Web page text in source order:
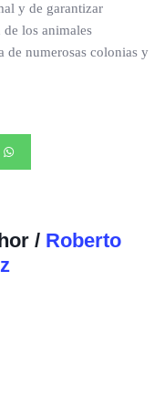
y de garantizar
los animales
de numerosas colonias y
/ Roberto